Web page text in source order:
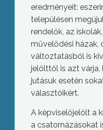
eredményeit:
településen
rendelők, az
művelődési házak,
változtatásból is
jelölttől is azt
jutásuk esetén
választóikért.
A képviselőjelölt a
a csatornázásokat